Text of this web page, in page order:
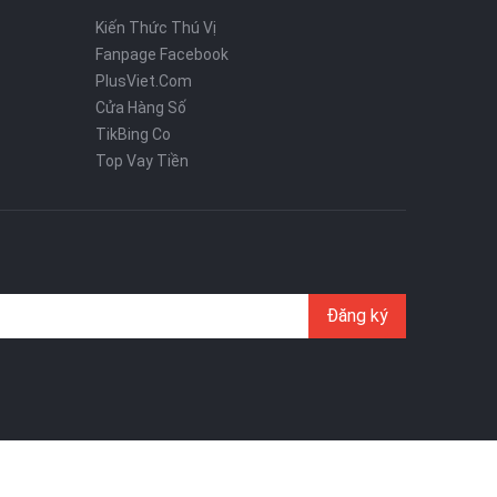
Kiến Thức Thú Vị
Fanpage Facebook
PlusViet.Com
Cửa Hàng Số
TikBing Co
Top Vay Tiền
Đăng ký